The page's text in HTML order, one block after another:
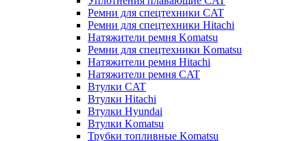
Ремни для спецтехники CAT
Ремни для спецтехники Hitachi
Натяжители ремня Komatsu
Ремни для спецтехники Komatsu
Натяжители ремня Hitachi
Натяжители ремня CAT
Втулки CAT
Втулки Hitachi
Втулки Hyundai
Втулки Komatsu
Трубки топливные Komatsu